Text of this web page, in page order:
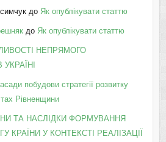
до Як опублікувати статтю
до Як опублікувати статтю
НЕПРЯМОГО
побудови стратегії розвитку
Рівненщини
ТА НАСЛІДКИ ФОРМУВАННЯ
КРАЇНИ У КОНТЕКСТІ РЕАЛІЗАЦІЇ